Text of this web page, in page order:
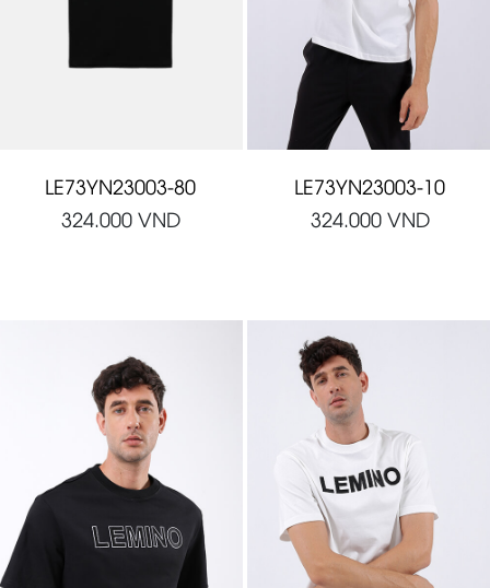
LE73YN23003-80
324.000VND
LE73YN23003-10
324.000VND